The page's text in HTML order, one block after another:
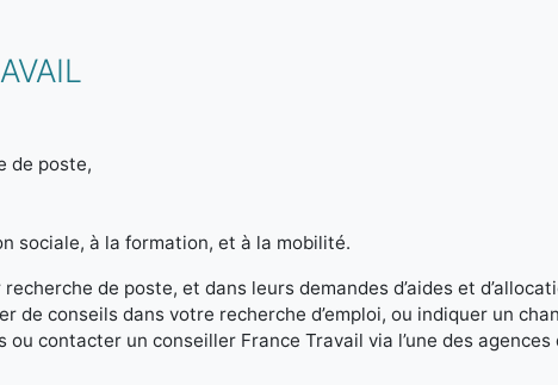
de poste,
sociale, à la formation, et à la mobilité.
de poste, et dans leurs demandes d’aides et
de conseils dans votre recherche d’emploi, ou indiquer un
contacter un conseiller France Travail via l’une des agences